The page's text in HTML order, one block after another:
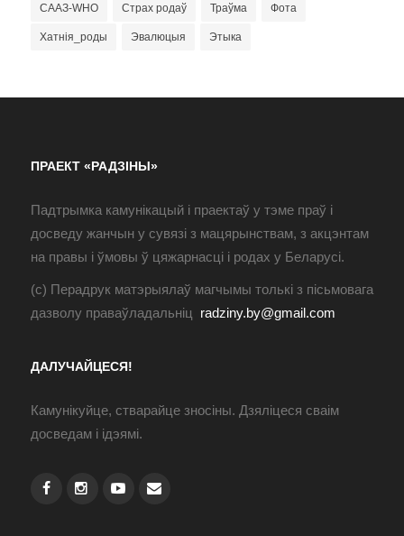
СААЗ-WHO Страх родаў Траўма Фота
Хатнія_роды Эвалюцыя Этыка
ПРАЕКТ «РАДЗІНЫ»
Падтрымка камунікацый і праектаў у тэме праў і
досведу жанчын у сувязі з мацярынствам, з акцэнтам
на правы і ўмовы ў цяжарнасці і родах у Беларусі.
(с) Перадрук матэрыялаў магчымы толькі з пісьмовага
дазволу праваўладальніц radziny.by@gmail.com
ДАЛУЧАЙЦЕСЯ!
Камунікуйце, стварайце зносіны. Дзяліцеся сваім
досведам і ідэямі.